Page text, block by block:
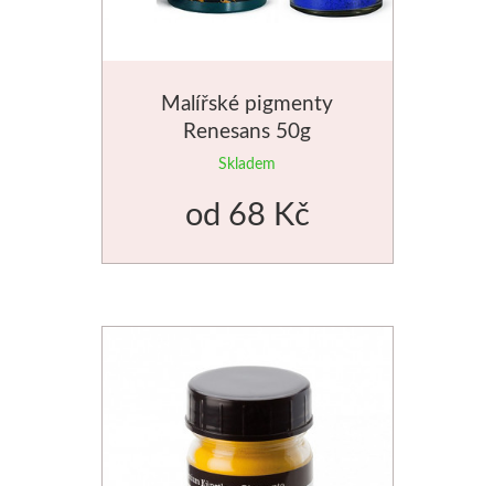
Malířské pigmenty
Renesans 50g
Skladem
od 68 Kč